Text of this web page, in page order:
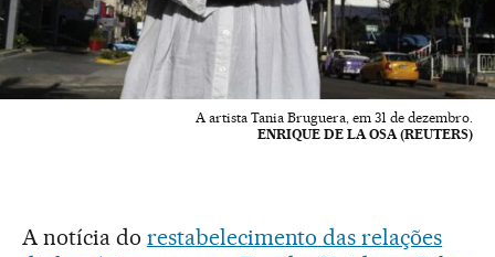
A artista Tania Bruguera, em 31 de dezembro.
ENRIQUE DE LA OSA (REUTERS)
A notícia do restabelecimento das relações